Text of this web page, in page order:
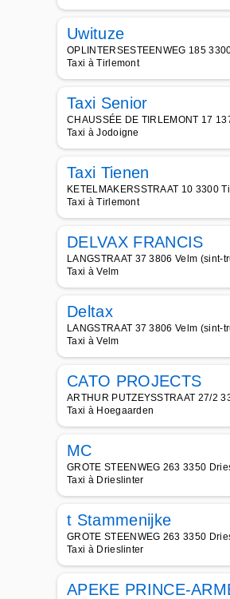
Uwituze
OPLINTERSESTEENWEG 185
Taxi à Tirlemont
Taxi Senior
CHAUSSÉE DE TIRLEMONT 17
Taxi à Jodoigne
Taxi Tienen
KETELMAKERSSTRAAT 10 3300
Taxi à Tirlemont
DELVAX FRANCIS
LANGSTRAAT 37 3806 Velm
Taxi à Velm
Deltax
LANGSTRAAT 37 3806 Velm
Taxi à Velm
CATO PROJECTS
ARTHUR PUTZEYSSTRAAT 27/2
Taxi à Hoegaarden
MC
GROTE STEENWEG 263 3350
Taxi à Drieslinter
t Stammenijke
GROTE STEENWEG 263 3350
Taxi à Drieslinter
APEKE PRINCE-